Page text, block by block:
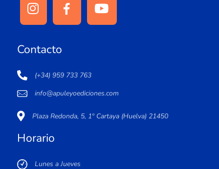
Contacto
(+34) 959 733 763
info@apuleyoediciones.com
Plaza Redonda, 5, 1º Cartaya (Huelva) 21450
Horario
Lunes a Jueves